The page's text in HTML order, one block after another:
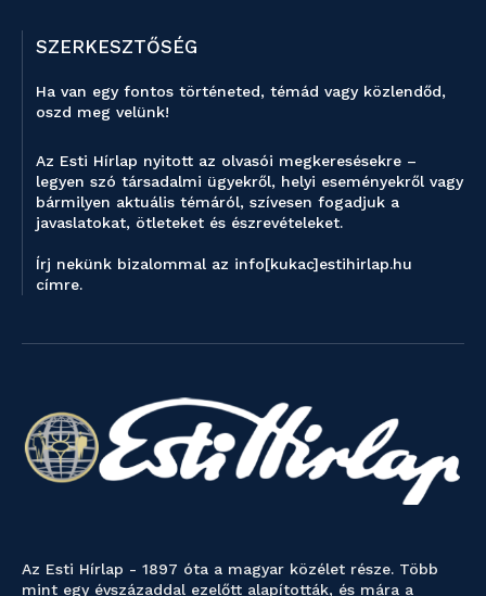
SZERKESZTŐSÉG
Ha van egy fontos történeted, témád vagy közlendőd,
oszd meg velünk!
Az Esti Hírlap nyitott az olvasói megkeresésekre –
legyen szó társadalmi ügyekről, helyi eseményekről vagy
bármilyen aktuális témáról, szívesen fogadjuk a
javaslatokat, ötleteket és észrevételeket.
Írj nekünk bizalommal az info[kukac]estihirlap.hu
címre.
Az Esti Hírlap - 1897 óta a magyar közélet része. Több
mint egy évszázaddal ezelőtt alapították, és mára a